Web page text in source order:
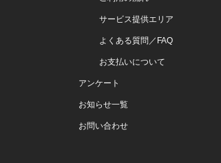
サービス提供エリア
よくある質問／FAQ
お支払いについて
アンケート
お知らせ一覧
お問い合わせ